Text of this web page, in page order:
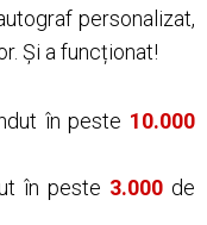
personalizat,
Și a funcționat!
în peste 10.000
în peste 3.000 de